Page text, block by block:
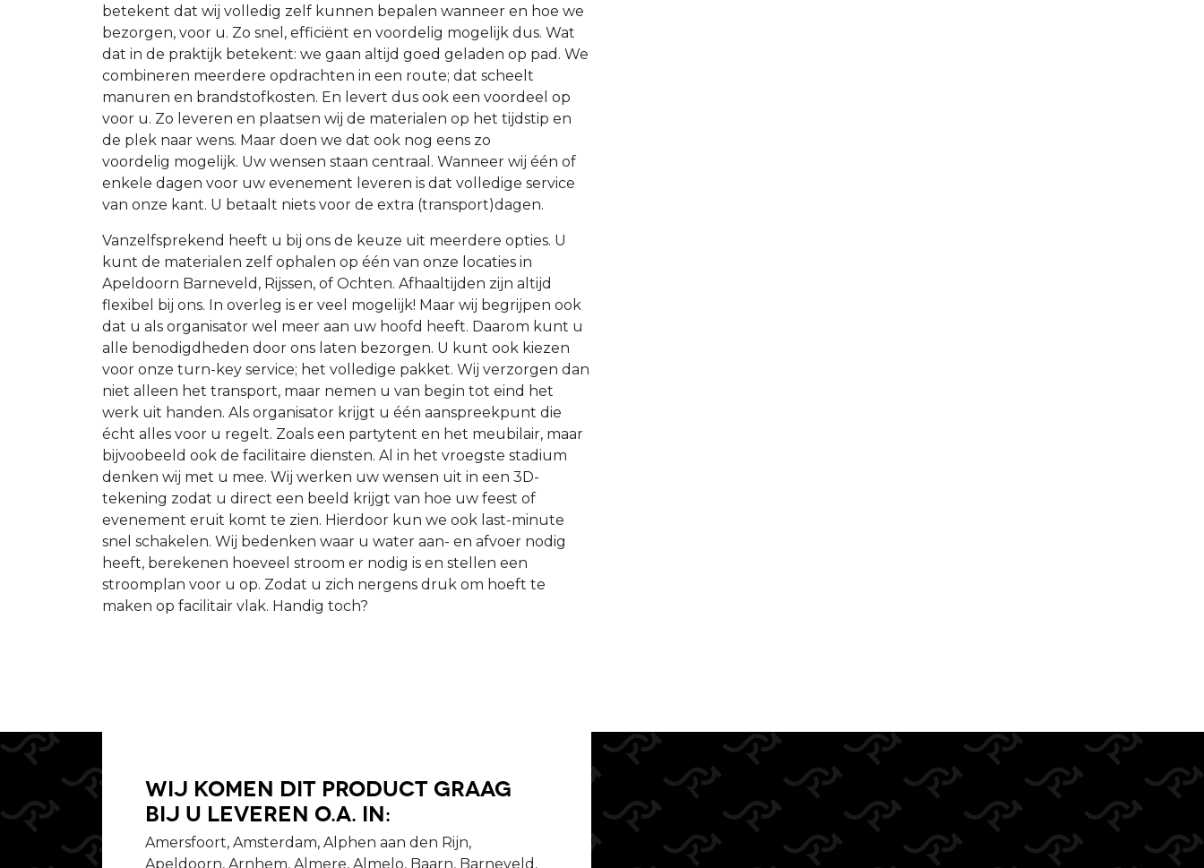
betekent dat wij volledig zelf kunnen bepalen wanneer en hoe we
bezorgen, voor u. Zo snel, efficiënt en voordelig mogelijk dus. Wat
dat in de praktijk betekent: we gaan altijd goed geladen op pad. We
combineren meerdere opdrachten in een route; dat scheelt
manuren en brandstofkosten. En levert dus ook een voordeel op
voor u. Zo leveren en plaatsen wij de materialen op het tijdstip en
de plek naar wens. Maar doen we dat ook nog eens zo
voordelig mogelijk. Uw wensen staan centraal. Wanneer wij één of
enkele dagen voor uw evenement leveren is dat volledige service
van onze kant. U betaalt niets voor de extra (transport)dagen.
Vanzelfsprekend heeft u bij ons de keuze uit meerdere opties. U
kunt de materialen zelf ophalen op één van onze locaties in
Apeldoorn Barneveld, Rijssen, of Ochten. Afhaaltijden zijn altijd
flexibel bij ons. In overleg is er veel mogelijk! Maar wij begrijpen ook
dat u als organisator wel meer aan uw hoofd heeft. Daarom kunt u
alle benodigdheden door ons laten bezorgen. U kunt ook kiezen
voor onze turn-key service; het volledige pakket. Wij verzorgen dan
niet alleen het transport, maar nemen u van begin tot eind het
werk uit handen. Als organisator krijgt u één aanspreekpunt die
écht alles voor u regelt. Zoals een partytent en het meubilair, maar
bijvoobeeld ook de facilitaire diensten. Al in het vroegste stadium
denken wij met u mee. Wij werken uw wensen uit in een 3D-
tekening zodat u direct een beeld krijgt van hoe uw feest of
evenement eruit komt te zien. Hierdoor kun we ook last-minute
snel schakelen. Wij bedenken waar u water aan- en afvoer nodig
heeft, berekenen hoeveel stroom er nodig is en stellen een
stroomplan voor u op. Zodat u zich nergens druk om hoeft te
maken op facilitair vlak. Handig toch?
Wij komen dit product graag
bij u leveren o.a. in:
Amersfoort, Amsterdam, Alphen aan den Rijn,
Apeldoorn, Arnhem, Almere, Almelo, Baarn, Barneveld,